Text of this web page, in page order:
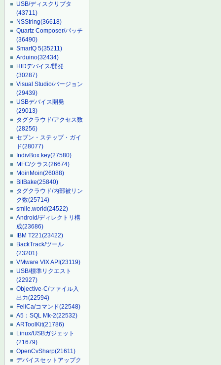
USB/ディスクリプタ
(43711)
NSString(36618)
Quartz Composer/パッチ
(36490)
SmartQ 5(35211)
Arduino(32434)
HIDデバイス/開発
(30287)
Visual Studio/バージョン
(29439)
USBデバイス開発
(29013)
タグクラウド/アクセス数
(28256)
セブン・ステップ・ガイ
ド(28077)
IndivBox.key(27580)
MFC/クラス(26674)
MoinMoin(26088)
BitBake(25840)
タグクラウド/内部被リン
ク数(25714)
smile.world(24522)
Android/ディレクトリ構
成(23686)
IBM T221(23422)
BackTrack/ツール
(23201)
VMware VIX API(23119)
USB/標準リクエスト
(22927)
Objective-C/ファイル入
出力(22594)
FeliCa/コマンド(22548)
A5：SQL Mk-2(22532)
ARToolKit(21786)
Linux/USBガジェット
(21679)
OpenCvSharp(21611)
デバイスセットアップク